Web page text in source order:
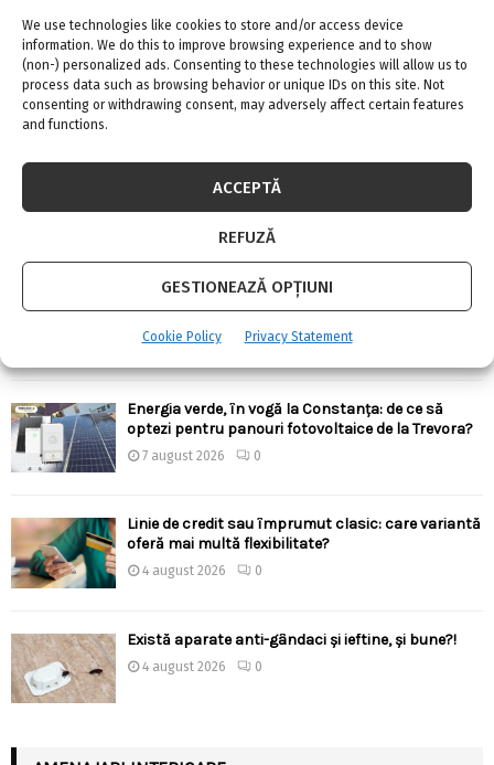
We use technologies like cookies to store and/or access device
information. We do this to improve browsing experience and to show
(non-) personalized ads. Consenting to these technologies will allow us to
process data such as browsing behavior or unique IDs on this site. Not
consenting or withdrawing consent, may adversely affect certain features
and functions.
ACCEPTĂ
REFUZĂ
GESTIONEAZĂ OPȚIUNI
Cookie Policy Privacy Statement
ARTICOLE RECENTE
Confort termic pe timpul verii cu soluțiile de
climatizare de la Casa Instalatorului
Top 5 meserii în domeniul construcțiilor
Energia verde, în vogă la Constanța: de ce să
optezi pentru panouri fotovoltaice de la Trevora?
7 august 2026 0
Linie de credit sau împrumut clasic: care variantă
oferă mai multă flexibilitate?
4 august 2026 0
Există aparate anti-gândaci și ieftine, și bune?!
4 august 2026 0